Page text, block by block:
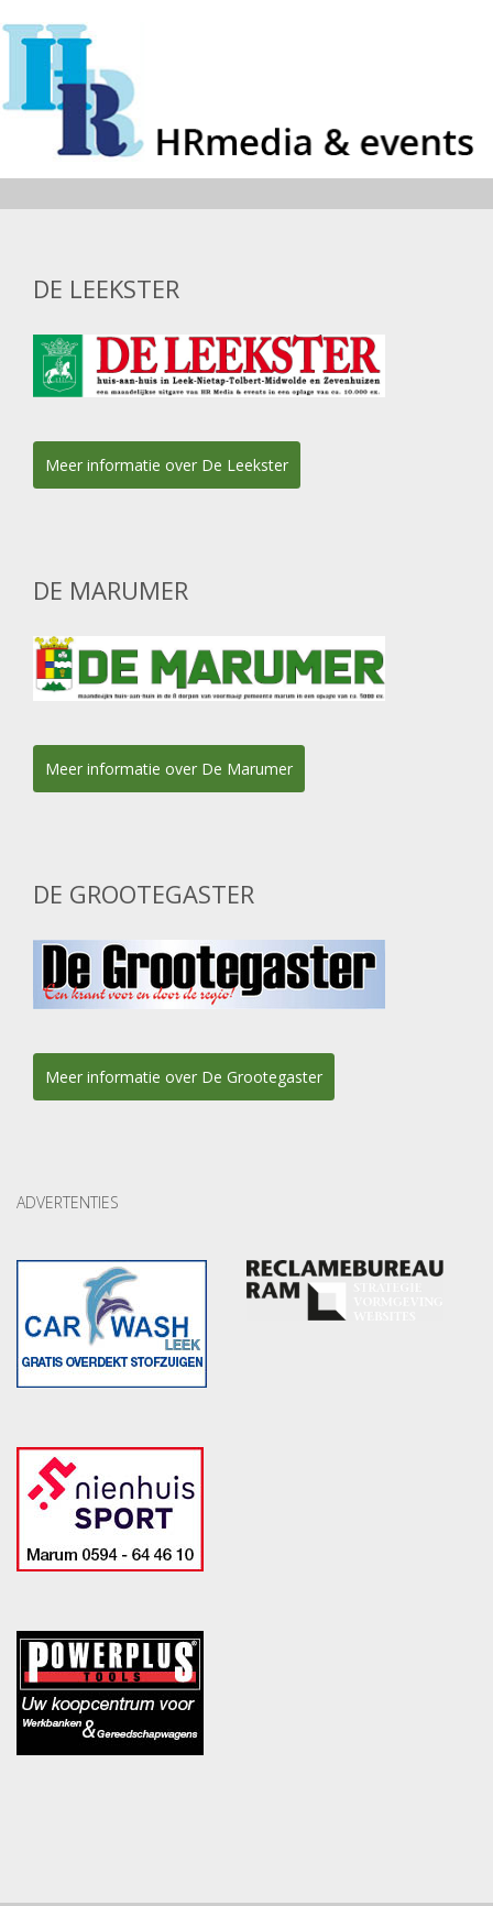
DE LEEKSTER
Meer informatie over De Leekster
DE MARUMER
Meer informatie over De Marumer
DE GROOTEGASTER
Meer informatie over De Grootegaster
ADVERTENTIES